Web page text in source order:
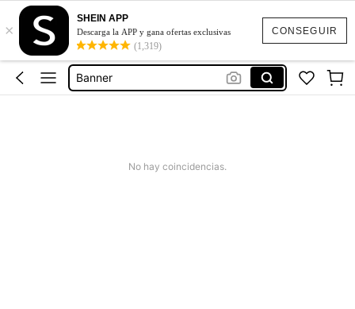
CONSEGUIR
×
SHEIN APP
Descarga la APP y gana ofertas exclusivas
(1,319)
Banners
Wedding Supplies
Banner
Wedding Supplies
No hay coincidencias.